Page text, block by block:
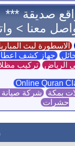
صديقة ***
معنا >
الاسطورة لبث
جهاز كشف
الرياض تركيب
بمكة شركة صيانة
حشرات